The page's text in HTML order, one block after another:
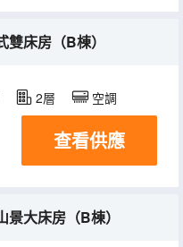
雙床房（B棟）
2層 空調
查看供應
景大床房（B棟）